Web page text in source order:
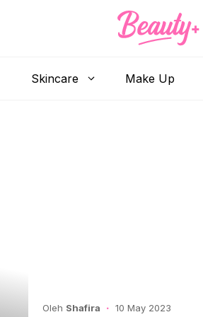
Skincare Make Up
Oleh Shafira 10 May 2023